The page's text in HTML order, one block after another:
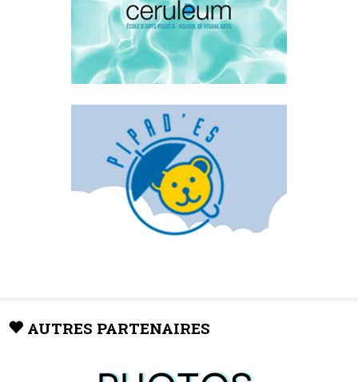
AUTRES PARTENAIRES